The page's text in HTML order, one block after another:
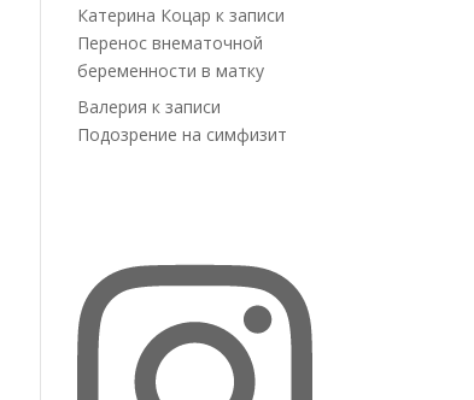
Катерина Коцар к записи
Перенос внематочной
беременности в матку
Валерия к записи
Подозрение на симфизит